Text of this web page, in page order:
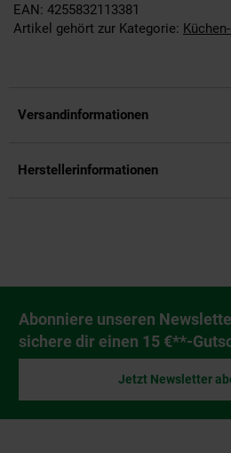
EAN: 4255832113381
Artikel gehört zur Kategorie:
Versandinformationen
Herstellerinformationen
Newsletter Anmeldung
Abonniere unseren
sichere dir einen 15 €**-
Jetzt Newsletter